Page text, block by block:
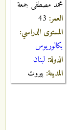
محمد مصطفى جمعة
العمر: 43
المستوى الدراسي:
بكالوريوس
الدولة: لبنان
المدينة: بيروت